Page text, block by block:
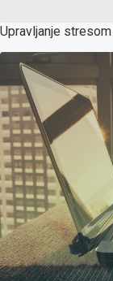
Upravljanje stresom